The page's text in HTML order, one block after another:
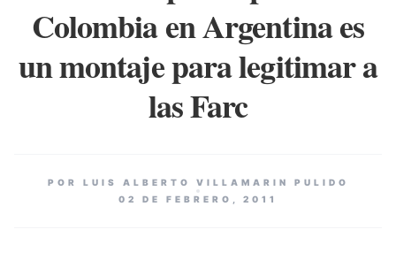
Colombia en Argentina es
un montaje para legitimar a
las Farc
POR LUIS ALBERTO VILLAMARIN PULIDO
02 DE FEBRERO, 2011